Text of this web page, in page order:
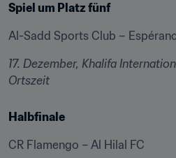
Spiel um Platz fünf
Al-Sadd Sports Club –
17. Dezember, Khalifa
Ortszeit
Halbfinale
CR Flamengo – Al Hilal FC